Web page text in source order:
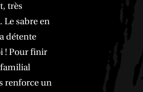
très
sabre en
détente
! Pour finir
renforce un